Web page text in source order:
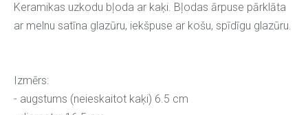
Keramikas uzkodu bļoda ar kaķi. Bļodas ārpuse pārklāta
ar melnu satīna glazūru, iekšpuse ar košu, spīdīgu glazūru.
Izmērs:
- augstums (neieskaitot kaķi) 6.5 cm